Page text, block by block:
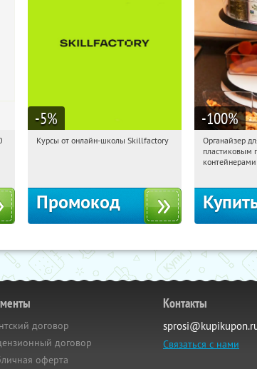
-5%
11:17:30
Получи первым!
Курсы от онлайн-школы Skillfactory
Промокод
-100%
11:17:30
Россия
Органайзер
пластиковым
контейнерами
договор
договор
оферта
Контакты
Связаться с нами